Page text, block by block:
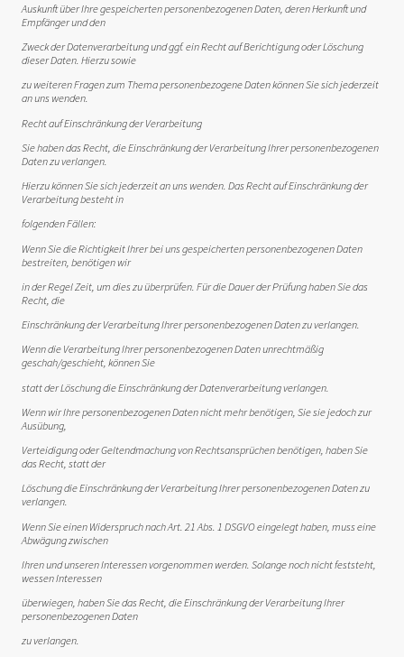
Auskunft über Ihre gespeicherten personenbezogenen Daten, deren Herkunft und
Empfänger und den
Zweck der Datenverarbeitung und ggf. ein Recht auf Berichtigung oder Löschung
dieser Daten. Hierzu sowie
zu weiteren Fragen zum Thema personenbezogene Daten können Sie sich jederzeit
an uns wenden.
Recht auf Einschränkung der Verarbeitung
Sie haben das Recht, die Einschränkung der Verarbeitung Ihrer personenbezogenen
Daten zu verlangen.
Hierzu können Sie sich jederzeit an uns wenden. Das Recht auf Einschränkung der
Verarbeitung besteht in
folgenden Fällen:
Wenn Sie die Richtigkeit Ihrer bei uns gespeicherten personenbezogenen Daten
bestreiten, benötigen wir
in der Regel Zeit, um dies zu überprüfen. Für die Dauer der Prüfung haben Sie das
Recht, die
Einschränkung der Verarbeitung Ihrer personenbezogenen Daten zu verlangen.
Wenn die Verarbeitung Ihrer personenbezogenen Daten unrechtmäßig
geschah/geschieht, können Sie
statt der Löschung die Einschränkung der Datenverarbeitung verlangen.
Wenn wir Ihre personenbezogenen Daten nicht mehr benötigen, Sie sie jedoch zur
Ausübung,
Verteidigung oder Geltendmachung von Rechtsansprüchen benötigen, haben Sie
das Recht, statt der
Löschung die Einschränkung der Verarbeitung Ihrer personenbezogenen Daten zu
verlangen.
Wenn Sie einen Widerspruch nach Art. 21 Abs. 1 DSGVO eingelegt haben, muss eine
Abwägung zwischen
Ihren und unseren Interessen vorgenommen werden. Solange noch nicht feststeht,
wessen Interessen
überwiegen, haben Sie das Recht, die Einschränkung der Verarbeitung Ihrer
personenbezogenen Daten
zu verlangen.